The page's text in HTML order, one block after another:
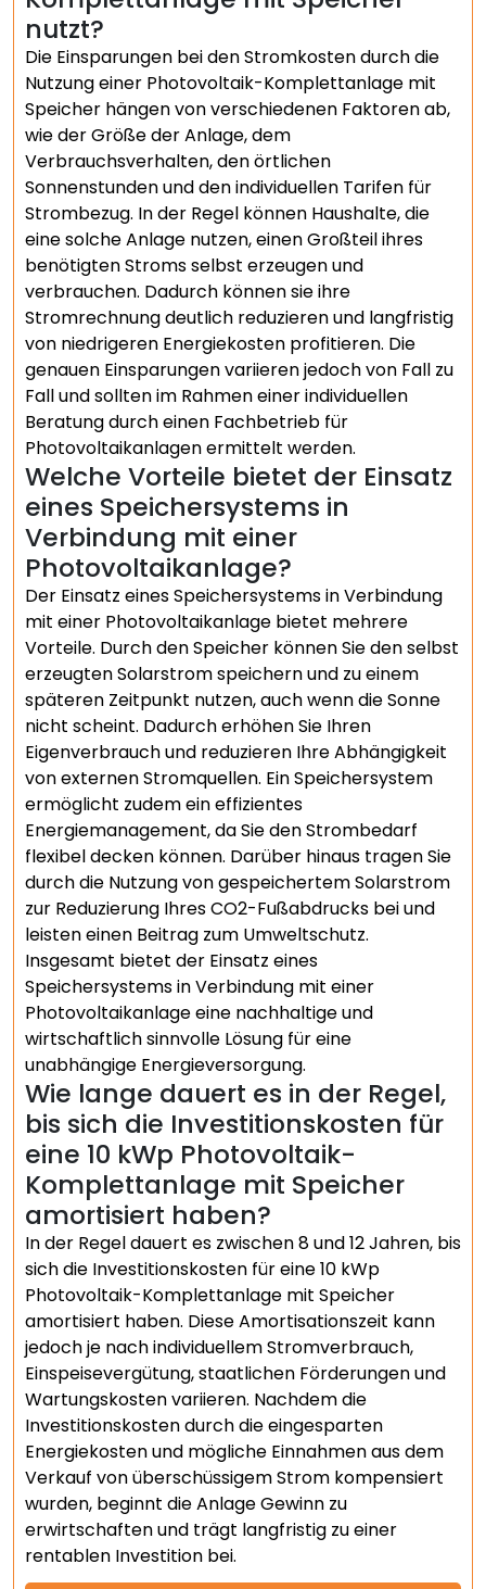
nutzt?
Die Einsparungen bei den Stromkosten durch die
Nutzung einer Photovoltaik-Komplettanlage mit
Speicher hängen von verschiedenen Faktoren ab,
wie der Größe der Anlage, dem
Verbrauchsverhalten, den örtlichen
Sonnenstunden und den individuellen Tarifen für
Strombezug. In der Regel können Haushalte, die
eine solche Anlage nutzen, einen Großteil ihres
benötigten Stroms selbst erzeugen und
verbrauchen. Dadurch können sie ihre
Stromrechnung deutlich reduzieren und langfristig
von niedrigeren Energiekosten profitieren. Die
genauen Einsparungen variieren jedoch von Fall zu
Fall und sollten im Rahmen einer individuellen
Beratung durch einen Fachbetrieb für
Photovoltaikanlagen ermittelt werden.
Welche Vorteile bietet der Einsatz
eines Speichersystems in
Verbindung mit einer
Photovoltaikanlage?
Der Einsatz eines Speichersystems in Verbindung
mit einer Photovoltaikanlage bietet mehrere
Vorteile. Durch den Speicher können Sie den selbst
erzeugten Solarstrom speichern und zu einem
späteren Zeitpunkt nutzen, auch wenn die Sonne
nicht scheint. Dadurch erhöhen Sie Ihren
Eigenverbrauch und reduzieren Ihre Abhängigkeit
von externen Stromquellen. Ein Speichersystem
ermöglicht zudem ein effizientes
Energiemanagement, da Sie den Strombedarf
flexibel decken können. Darüber hinaus tragen Sie
durch die Nutzung von gespeichertem Solarstrom
zur Reduzierung Ihres CO2-Fußabdrucks bei und
leisten einen Beitrag zum Umweltschutz.
Insgesamt bietet der Einsatz eines
Speichersystems in Verbindung mit einer
Photovoltaikanlage eine nachhaltige und
wirtschaftlich sinnvolle Lösung für eine
unabhängige Energieversorgung.
Wie lange dauert es in der Regel,
bis sich die Investitionskosten für
eine 10 kWp Photovoltaik-
Komplettanlage mit Speicher
amortisiert haben?
In der Regel dauert es zwischen 8 und 12 Jahren, bis
sich die Investitionskosten für eine 10 kWp
Photovoltaik-Komplettanlage mit Speicher
amortisiert haben. Diese Amortisationszeit kann
jedoch je nach individuellem Stromverbrauch,
Einspeisevergütung, staatlichen Förderungen und
Wartungskosten variieren. Nachdem die
Investitionskosten durch die eingesparten
Energiekosten und mögliche Einnahmen aus dem
Verkauf von überschüssigem Strom kompensiert
wurden, beginnt die Anlage Gewinn zu
erwirtschaften und trägt langfristig zu einer
rentablen Investition bei.